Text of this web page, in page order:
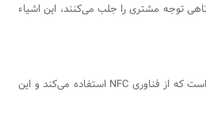
توجه مشتری را جلب می‌کنند، این اشیاء
کارت ویزیت هوشمند موج جدیدی از کارت‌های ویزیت است که از فناوری NFC استفاده می‌کند و این